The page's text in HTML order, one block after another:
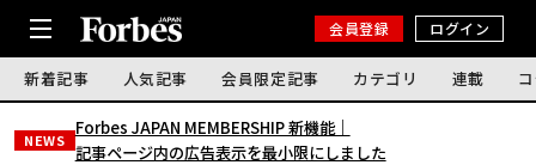
会員登録 ログイン
新着記事 人気記事 会員限定記事 カテゴリ 連載
NEWS
Forbes JAPAN MEMBERSHIP 新機能｜
記事ページ内の広告表示を最小限にしました